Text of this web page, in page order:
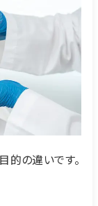
の違いです。